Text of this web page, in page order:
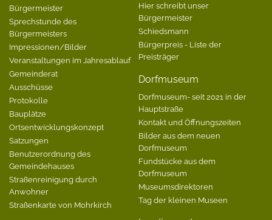
Bürgermeister
Sprechstunde des
Bürgermeisters
Impressionen/Bilder
Veranstaltungen im Jahresablauf
Gemeinderat
Ausschüsse
Protokolle
Bauplätze
Ortsentwicklungskonzept
Satzungen
Benutzerordnung des
Gemeindehauses
Straßenreinigung durch
Anwohner
Straßenkarte von Mohrkirch
Hier schreibt unser
Bürgermeister
Schiedsmann
Bürgerpreis - Liste der
Preisträger
Dorfmuseum
Dorfmuseum- seit 2021 in der
Hauptstraße
Kontakt und Öffnungszeiten
Bilder aus dem neuen
Dorfmuseum
Fundstücke aus dem
Dorfmuseum
Museumsdirektoren
Tag der kleinen Museen